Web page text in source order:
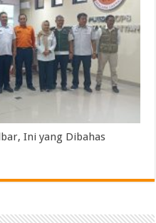
Ini yang Dibahas